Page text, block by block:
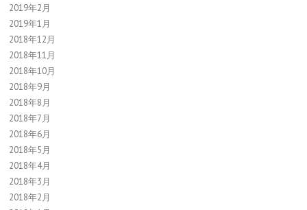
2019年2月
2019年1月
2018年12月
2018年11月
2018年10月
2018年9月
2018年8月
2018年7月
2018年6月
2018年5月
2018年4月
2018年3月
2018年2月